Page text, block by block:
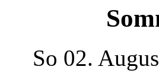
So 02.